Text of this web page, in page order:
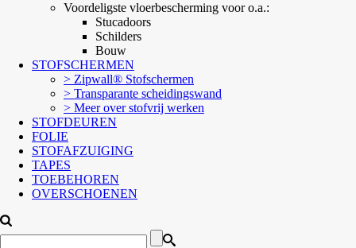
Voordeligste vloerbescherming voor o.a.:
Stucadoors
Schilders
Bouw
STOFSCHERMEN
> Zipwall® Stofschermen
> Transparante scheidingswand
> Meer over stofvrij werken
STOFDEUREN
FOLIE
STOFAFZUIGING
TAPES
TOEBEHOREN
OVERSCHOENEN